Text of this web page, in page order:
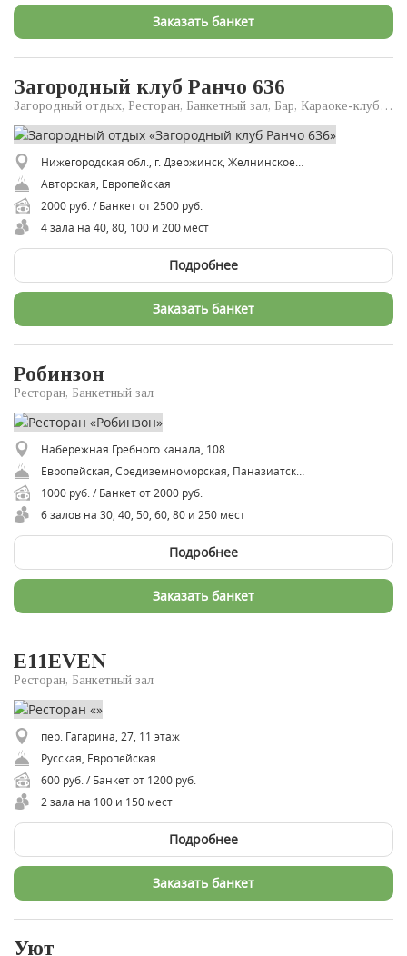
Заказать банкет
Загородный клуб Ранчо 636
Загородный отдых, Ресторан, Банкетный зал, Бар, Караоке-клуб, Клуб, Ресторан доставки
Авторская, Европейская
2000 руб. / Банкет от 2500 руб.
4 зала на 40, 80, 100 и 200 мест
Подробнее
Заказать банкет
Робинзон
Ресторан, Банкетный зал
Набережная Гребного канала, 108
1000 руб. / Банкет от 2000 руб.
6 залов на 30, 40, 50, 60, 80 и 250 мест
Подробнее
Заказать банкет
E11EVEN
Ресторан, Банкетный зал
пер. Гагарина, 27, 11 этаж
Русская, Европейская
600 руб. / Банкет от 1200 руб.
2 зала на 100 и 150 мест
Подробнее
Заказать банкет
Уют